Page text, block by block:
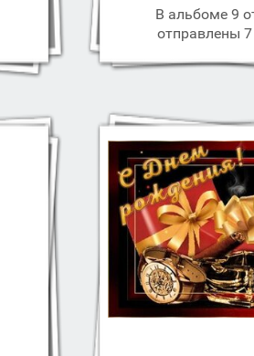
В альбоме 9
отправлены